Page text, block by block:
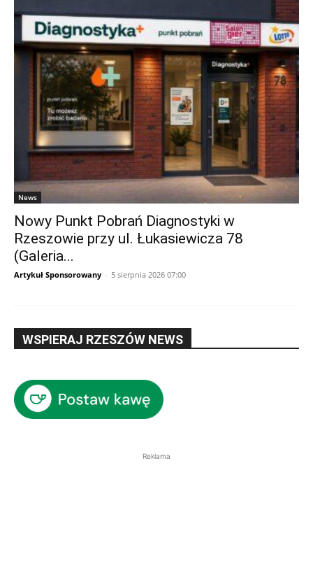
News
Nowy Punkt Pobrań Diagnostyki w
Rzeszowie przy ul. Łukasiewicza 78
(Galeria...
Artykuł Sponsorowany - 5 sierpnia 2026 07:00
WSPIERAJ RZESZÓW NEWS
Reklama